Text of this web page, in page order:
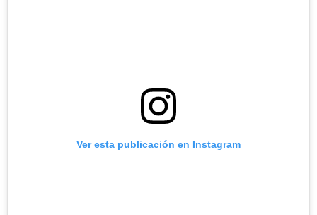
Ver esta publicación en Instagram